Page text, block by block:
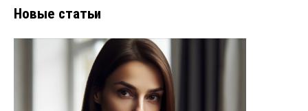
Новые статьи